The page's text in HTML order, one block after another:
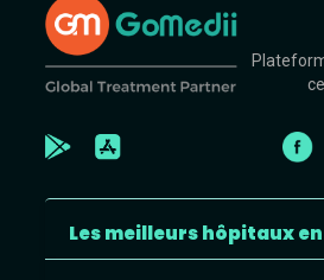
Les meilleurs hôpitaux